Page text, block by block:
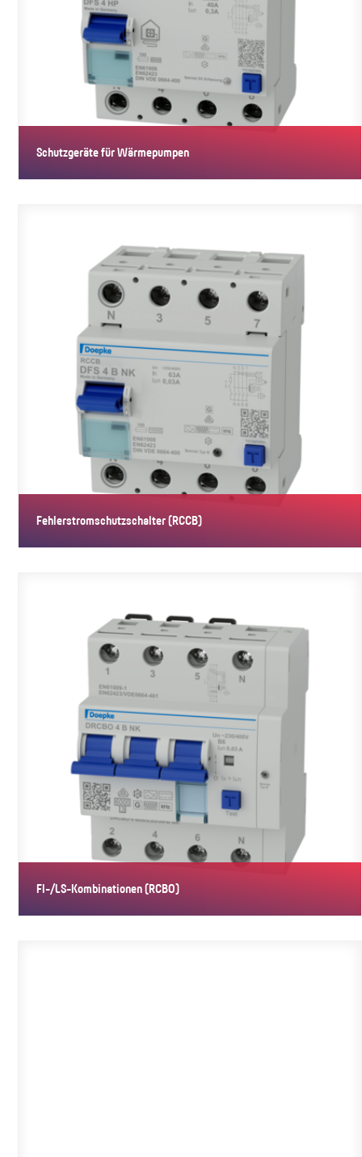
Schutzgeräte für Wärmepumpen
Produkte speziell für die Absicherung von Wärmepumpen.
Fehlerstromschutzschalter (RCCB)
Fehlerstromschutzschalter (RCCB) schalten die Stromversorgung
FI-/LS-Kombinationen (RCBO)
RCBO vereinen Fehlerstrom- und Leitungsschutzschalter in einem